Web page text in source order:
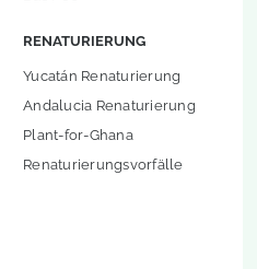
RENATURIERUNG
Yucatán Renaturierung
Andalucia Renaturierung
Plant-for-Ghana
Renaturierungsvorfälle